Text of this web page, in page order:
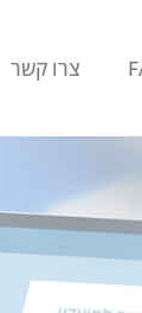
צרו קשר